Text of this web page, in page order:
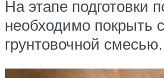
На этапе подготовки
необходимо покрыть
грунтовочной смесью.